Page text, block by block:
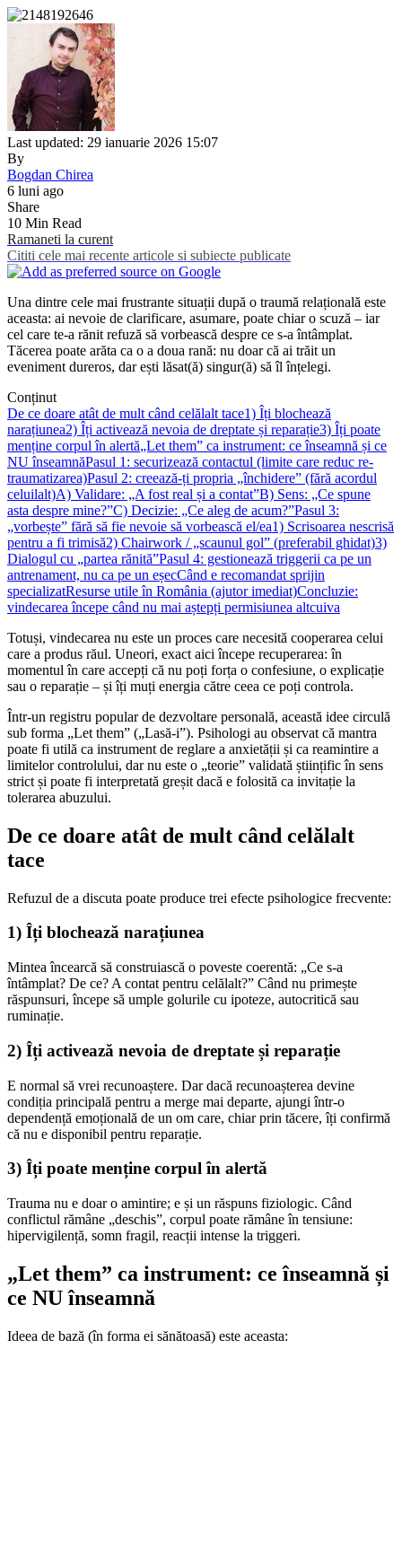
Last updated: 29 ianuarie 2026 15:07
By
Bogdan Chirea
6 luni ago
Share
10 Min Read
Ramaneti la curent
Cititi cele mai recente articole si subiecte publicate
Una dintre cele mai frustrante situații după o traumă relațională este
aceasta: ai nevoie de clarificare, asumare, poate chiar o scuză – iar
cel care te-a rănit refuză să vorbească despre ce s-a întâmplat.
Tăcerea poate arăta ca o a doua rană: nu doar că ai trăit un
eveniment dureros, dar ești lăsat(ă) singur(ă) să îl înțelegi.
Conținut
De ce doare atât de mult când celălalt tace1) Îți blochează
narațiunea2) Îți activează nevoia de dreptate și reparație3) Îți poate
menține corpul în alertă„Let them” ca instrument: ce înseamnă și ce
NU înseamnăPasul 1: securizează contactul (limite care reduc re-
traumatizarea)Pasul 2: creează-ți propria „închidere” (fără acordul
celuilalt)A) Validare: „A fost real și a contat”B) Sens: „Ce spune
asta despre mine?”C) Decizie: „Ce aleg de acum?”Pasul 3:
„vorbește” fără să fie nevoie să vorbească el/ea1) Scrisoarea nescrisă
pentru a fi trimisă2) Chairwork / „scaunul gol” (preferabil ghidat)3)
Dialogul cu „partea rănită”Pasul 4: gestionează triggerii ca pe un
antrenament, nu ca pe un eșecCând e recomandat sprijin
specializatResurse utile în România (ajutor imediat)Concluzie:
vindecarea începe când nu mai aștepți permisiunea altcuiva
Totuși, vindecarea nu este un proces care necesită cooperarea celui
care a produs răul. Uneori, exact aici începe recuperarea: în
momentul în care accepți că nu poți forța o confesiune, o explicație
sau o reparație – și îți muți energia către ceea ce poți controla.
Într-un registru popular de dezvoltare personală, această idee circulă
sub forma „Let them” („Lasă-i”). Psihologi au observat că mantra
poate fi utilă ca instrument de reglare a anxietății și ca reamintire a
limitelor controlului, dar nu este o „teorie” validată științific în sens
strict și poate fi interpretată greșit dacă e folosită ca invitație la
tolerarea abuzului.
De ce doare atât de mult când celălalt
tace
Refuzul de a discuta poate produce trei efecte psihologice frecvente:
1) Îți blochează narațiunea
Mintea încearcă să construiască o poveste coerentă: „Ce s-a
întâmplat? De ce? A contat pentru celălalt?” Când nu primește
răspunsuri, începe să umple golurile cu ipoteze, autocritică sau
ruminație.
2) Îți activează nevoia de dreptate și reparație
E normal să vrei recunoaștere. Dar dacă recunoașterea devine
condiția principală pentru a merge mai departe, ajungi într-o
dependență emoțională de un om care, chiar prin tăcere, îți confirmă
că nu e disponibil pentru reparație.
3) Îți poate menține corpul în alertă
Trauma nu e doar o amintire; e și un răspuns fiziologic. Când
conflictul rămâne „deschis”, corpul poate rămâne în tensiune:
hipervigilență, somn fragil, reacții intense la triggeri.
„Let them” ca instrument: ce înseamnă și
ce NU înseamnă
Ideea de bază (în forma ei sănătoasă) este aceasta: